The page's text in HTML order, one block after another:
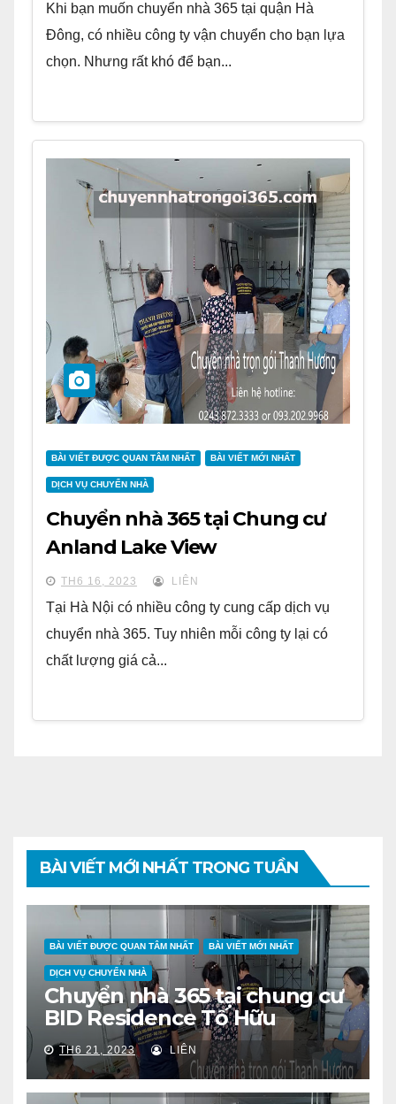
Khi bạn muốn chuyển nhà 365 tại quận Hà
Đông, có nhiều công ty vận chuyển cho bạn lựa
chọn. Nhưng rất khó để bạn...
BÀI VIẾT ĐƯỢC QUAN TÂM NHẤT BÀI VIẾT MỚI NHẤT
DỊCH VỤ CHUYỂN NHÀ
Chuyển nhà 365 tại Chung cư
Anland Lake View
TH6 16, 2023 LIÊN
Tại Hà Nội có nhiều công ty cung cấp dịch vụ
chuyển nhà 365. Tuy nhiên mỗi công ty lại có
chất lượng giá cả...
BÀI VIẾT MỚI NHẤT TRONG TUẦN
BÀI VIẾT ĐƯỢC QUAN TÂM NHẤT BÀI VIẾT MỚI NHẤT
DỊCH VỤ CHUYỂN NHÀ
Chuyển nhà 365 tại chung cư
BID Residence Tố Hữu
TH6 21, 2023 LIÊN